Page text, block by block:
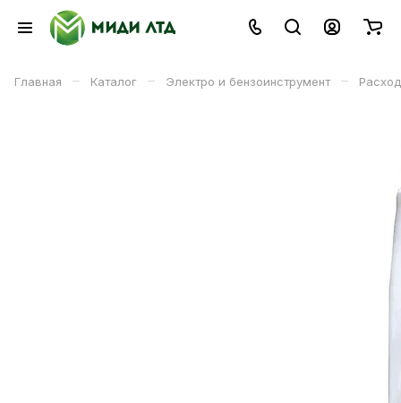
Главная – Каталог – Электро и бензоинструмент –